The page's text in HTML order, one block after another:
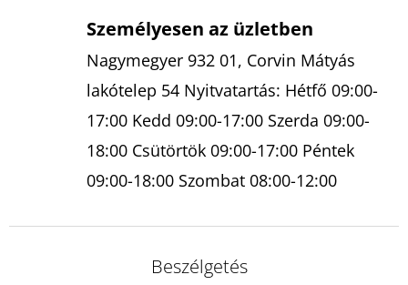
Személyesen az üzletben
Nagymegyer 932 01, Corvin Mátyás
lakótelep 54 Nyitvatartás: Hétfő 09:00-
17:00 Kedd 09:00-17:00 Szerda 09:00-
18:00 Csütörtök 09:00-17:00 Péntek
09:00-18:00 Szombat 08:00-12:00
Beszélgetés